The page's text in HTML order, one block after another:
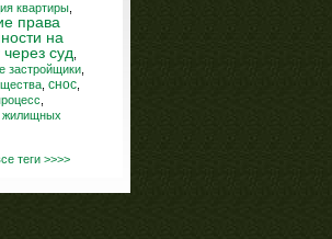
квартиры
права
на
через суд
застройщики
снос
жилищных
теги >>>>